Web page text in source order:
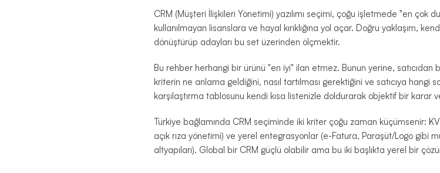
CRM (Müşteri İlişkileri Yönetimi) yazılımı seçimi, çoğu işletmede "en çok
kullanılmayan lisanslara ve hayal kırıklığına yol açar. Doğru yaklaşım,
dönüştürüp adayları bu set üzerinden ölçmektir.
Bu rehber herhangi bir ürünü "en iyi" ilan etmez. Bunun yerine, satıcıdan
kriterin ne anlama geldiğini, nasıl tartılması gerektiğini ve satıcıya hangi
karşılaştırma tablosunu kendi kısa listenizle doldurarak objektif bir karar
Türkiye bağlamında CRM seçiminde iki kriter çoğu zaman küçümsenir:
açık rıza yönetimi) ve yerel entegrasyonlar (e-Fatura, Paraşüt/Logo gibi
altyapıları). Global bir CRM güçlü olabilir ama bu iki başlıkta yerel bir